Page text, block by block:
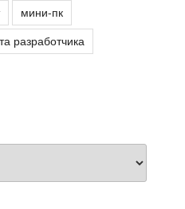
мини-пк
разработчика